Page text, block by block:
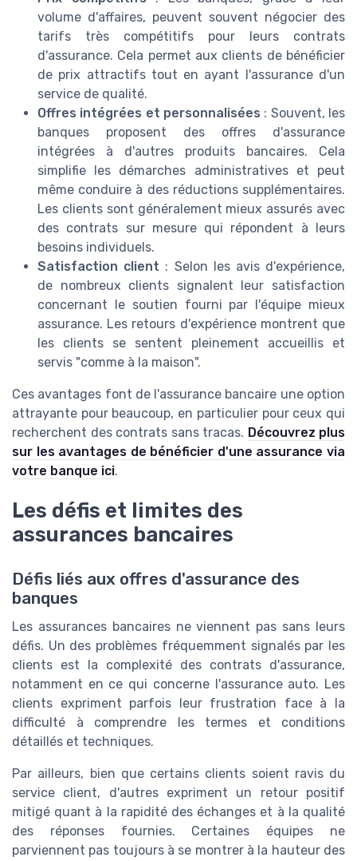
volume d'affaires, peuvent souvent négocier des
tarifs très compétitifs pour leurs contrats
d'assurance. Cela permet aux clients de bénéficier
de prix attractifs tout en ayant l'assurance d'un
service de qualité.
Offres intégrées et personnalisées : Souvent, les
banques proposent des offres d'assurance
intégrées à d'autres produits bancaires. Cela
simplifie les démarches administratives et peut
même conduire à des réductions supplémentaires.
Les clients sont généralement mieux assurés avec
des contrats sur mesure qui répondent à leurs
besoins individuels.
Satisfaction client : Selon les avis d'expérience,
de nombreux clients signalent leur satisfaction
concernant le soutien fourni par l'équipe mieux
assurance. Les retours d'expérience montrent que
les clients se sentent pleinement accueillis et
servis "comme à la maison".
Ces avantages font de l'assurance bancaire une option
attrayante pour beaucoup, en particulier pour ceux qui
recherchent des contrats sans tracas. Découvrez plus
sur les avantages de bénéficier d'une assurance via
votre banque ici.
Les défis et limites des
assurances bancaires
Défis liés aux offres d'assurance des
banques
Les assurances bancaires ne viennent pas sans leurs
défis. Un des problèmes fréquemment signalés par les
clients est la complexité des contrats d'assurance,
notamment en ce qui concerne l'assurance auto. Les
clients expriment parfois leur frustration face à la
difficulté à comprendre les termes et conditions
détaillés et techniques.
Par ailleurs, bien que certains clients soient ravis du
service client, d'autres expriment un retour positif
mitigé quant à la rapidité des échanges et à la qualité
des réponses fournies. Certaines équipes ne
parviennent pas toujours à se montrer à la hauteur des